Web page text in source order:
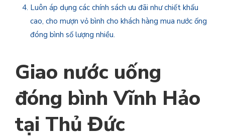
Luôn áp dụng các chính sách ưu đãi như chiết khấu
cao, cho mượn vỏ bình cho khách hàng mua nước ống
đóng bình số lượng nhiều.
Giao nước uống
đóng bình Vĩnh Hảo
tại Thủ Đức